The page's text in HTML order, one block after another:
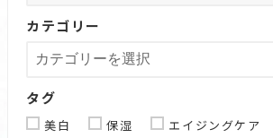
カテゴリー
タグ
美白 保湿
エイジングケア